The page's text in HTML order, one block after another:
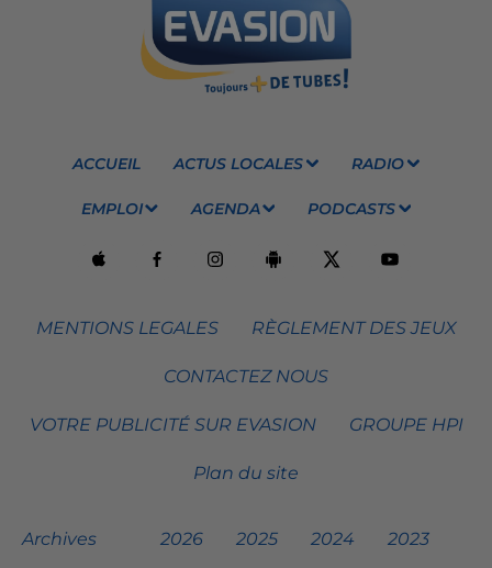
ACCUEIL ACTUS LOCALES RADIO
EMPLOI AGENDA PODCASTS
MENTIONS LEGALES RÈGLEMENT DES JEUX
CONTACTEZ NOUS
VOTRE PUBLICITÉ SUR EVASION GROUPE HPI
Plan du site
Archives 2026 2025 2024 2023